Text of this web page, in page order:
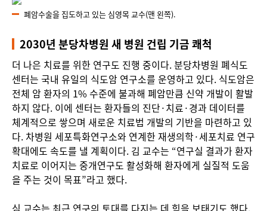
폐암수술을 집도하고 있는 심영목 교수(맨 왼쪽).
2030년 분당차병원 새 병원 건립 기금 쾌척
더 나은 치료를 위한 연구도 진행 중이다. 분당차병원 폐식도
센터는 국내 유일의 식도암 연구소를 운영하고 있다. 식도암은
전체 암 환자의 1% 수준에 불과해 폐암만큼 신약 개발이 활발
하지 않다. 이에 센터는 환자들의 진단·치료·경과 데이터를
체계적으로 쌓으며 새로운 치료법 개발의 기반을 마련하고 있
다. 차병원 세포특화연구소와 연계한 재생의학·세포치료 연구
확대에도 속도를 낼 계획이다. 김 교수는 “연구실 결과가 환자
치료로 이어지는 중개연구도 활성화해 환자에게 실질적 도움
을 주는 것이 목표”라고 했다.
심 교수는 최근 연구의 토대를 다지는 데 힘을 보태기도 했다.